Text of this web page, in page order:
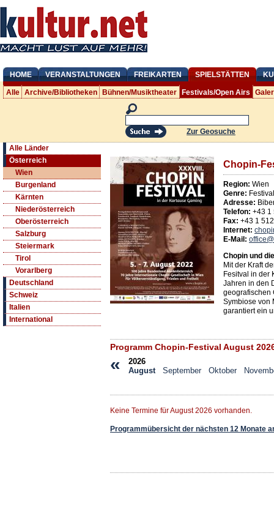
HOME VERANSTALTUNGEN FREIKARTEN SPIELSTÄTTEN
Alle Archive/Bibliotheken Bühnen/Musiktheater Festivals/Open Airs
Zur Geosuche
Alle Länder
Österreich
Wien
Burgenland
Kärnten
Niederösterreich
Oberösterreich
Salzburg
Steiermark
Tirol
Vorarlberg
Deutschland
Schweiz
Italien
International
Chopin-
Region: Wien
Genre:
Adresse:
Telefon: +43 1
Fax: +43 1
Internet:
E-Mail:
Chopin und
Mit der Kraft
Fesitval in der
Jahren in den
geografischen
Symbiose von
garantiert ein
Programm Chopin-Festival August
«
2026
August
September Oktober
Keine Termine für August 2026 vorhanden.
Programmübersicht der nächsten 12 Monate